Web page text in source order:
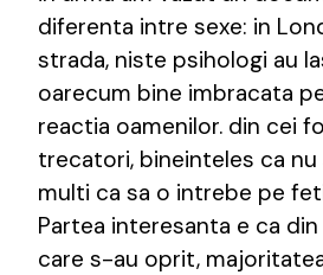
diferenta intre sexe: in
strada, niste psihologi au
oarecum bine imbracata
reactia oamenilor. din cei
trecatori, bineinteles ca
multi ca sa o intrebe pe
Partea interesanta e ca
care s-au oprit,